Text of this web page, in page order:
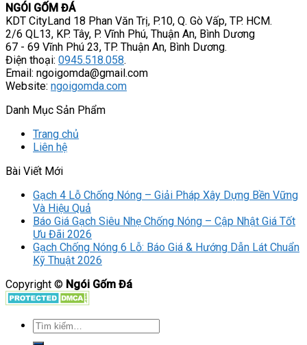
NGÓI GỐM ĐÁ
KDT CityLand 18 Phan Văn Trị, P.10, Q. Gò Vấp, TP. HCM.
2/6 QL13, KP. Tây, P. Vĩnh Phú, Thuận An, Bình Dương
67 - 69 Vĩnh Phú 23, TP. Thuận An, Bình Dương.
Điện thoại: 0945.518.058.
Email: ngoigomda@gmail.com
Website: ngoigomda.com
Danh Mục Sản Phẩm
Trang chủ
Liên hệ
Bài Viết Mới
Gạch 4 Lỗ Chống Nóng – Giải Pháp Xây Dựng Bền Vững
Và Hiệu Quả
Báo Giá Gạch Siêu Nhẹ Chống Nóng – Cập Nhật Giá Tốt
Ưu Đãi 2026
Gạch Chống Nóng 6 Lỗ: Báo Giá & Hướng Dẫn Lát Chuẩn
Kỹ Thuật 2026
Copyright © Ngói Gốm Đá